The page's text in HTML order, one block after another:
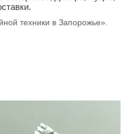
техники в Запорожье».